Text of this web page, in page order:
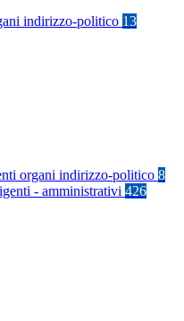
indirizzo-politico 13
organi indirizzo-politico 8
- amministrativi 426